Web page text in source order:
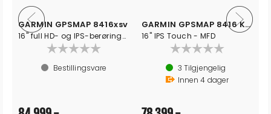
GARMIN Kabelgjennomføring
Karakter: (1)
100+Tilgjengelig
GARMIN GPSMAP 1022xsv Kartplotter/ekko
9 Tilgjengelig
Omgående